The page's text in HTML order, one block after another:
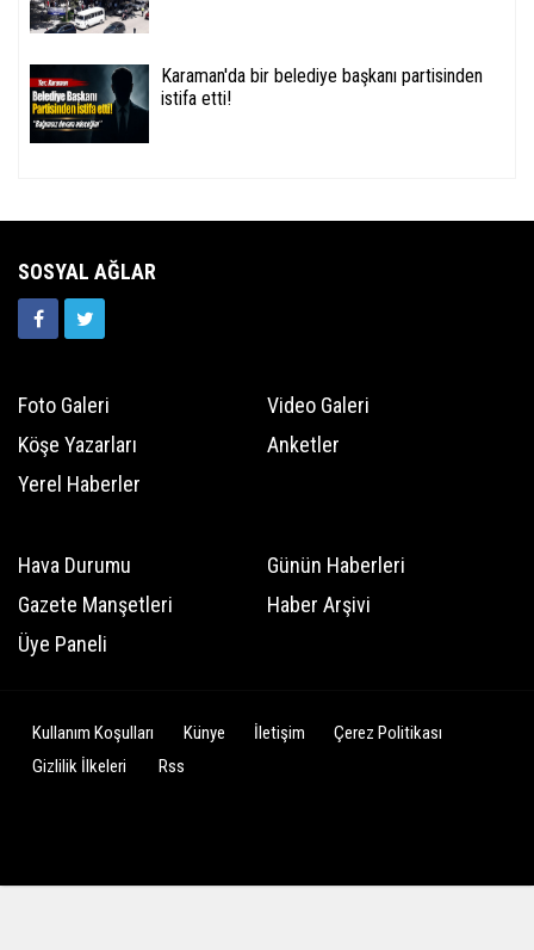
Karaman'da bir belediye başkanı partisinden
istifa etti!
SOSYAL AĞLAR
Foto Galeri
Video Galeri
Köşe Yazarları
Anketler
Yerel Haberler
Hava Durumu
Günün Haberleri
Gazete Manşetleri
Haber Arşivi
Üye Paneli
Kullanım Koşulları Künye İletişim
Çerez Politikası
Gizlilik İlkeleri
Rss